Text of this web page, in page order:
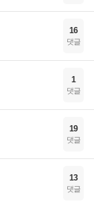
16
댓글
1
댓글
19
댓글
13
댓글